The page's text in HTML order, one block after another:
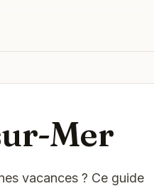
Mer
vacances ? Ce guide